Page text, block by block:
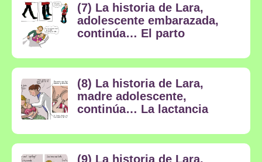
(7) La historia de Lara,
adolescente embarazada,
continúa… El parto
(8) La historia de Lara,
madre adolescente,
continúa… La lactancia
(9) La historia de Lara,